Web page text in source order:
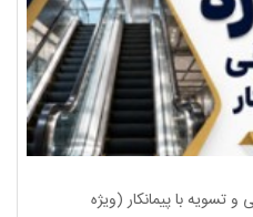
تسویه با پیمانکار (ویژه